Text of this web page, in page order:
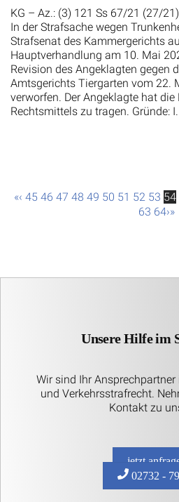
KG – Az.: (3) 121 Ss 67/21 (27/
In der Strafsache wegen
Strafsenat des Kammergerichts
Hauptverhandlung am 10. Mai
Revision des Angeklagten gegen
Amtsgerichts Tiergarten vom 22.
verworfen. Der Angeklagte hat die
Rechtsmittels zu tragen. Gründe:
«‹ 45 46 47 48 49 50 51 52 53 54
63 64›»
Unsere Hilfe im
Wir sind Ihr
und Verkehrsstrafrecht.
Kontakt zu
jetzt
02732 -